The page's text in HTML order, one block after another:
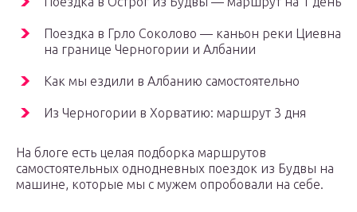
Поездка в Грло Соколово — каньон реки Циевна
на границе Черногории и Албании
Как мы ездили в Албанию самостоятельно
Из Черногории в Хорватию: маршрут 3 дня
На блоге есть целая подборка маршрутов
самостоятельных однодневных поездок из Будвы на
машине, которые мы с мужем опробовали на себе.